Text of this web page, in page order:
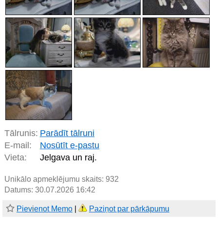
Tālrunis: Parādīt tālruni
E-mail:
Nosūtīt e-pastu
Vieta:
Jelgava un raj.
Unikālo apmeklējumu skaits: 932
Datums: 30.07.2026 16:42
Pievienot Memo Paziņot par pārkāpumu